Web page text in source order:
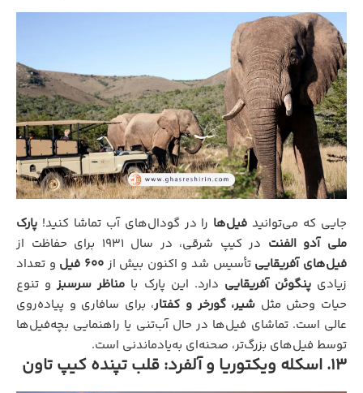
جایی که می‌توانید فیل‌ها را در گودال‌های آب تماشا کنید! پارک
ملی آدو الفنت در کیپ شرقی، در سال ۱۹۳۱ برای حفاظت از
فیل‌های آفریقایی تأسیس شد و اکنون بیش از۶۰۰ فیل
و تعداد
زیادیپنگوئن آفریقایی دارد. این پارک با مناظر سرسبزو تنوع
حیات وحش مثل شیر، گورخر و کفتار، برای سافاری و پیاده‌روی
عالی است. تماشای فیل‌ها در حال آب‌تنی یا راهنمایی بچه‌فیل‌ها
توسط فیل‌های بزرگ‌تر، صحنه‌ای به‌یادماندنی است.
۱۳. اسکله ویکتوریا و آلفرد: قلب تپنده کیپ تاون